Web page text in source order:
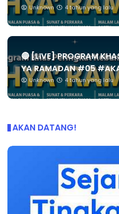
Unknown 4 tahun yang lalu
🔴 [LIVE] PROGRAM
YA RAMADAN #05
Unknown 4 tahun yang lalu
AKAN DATANG!